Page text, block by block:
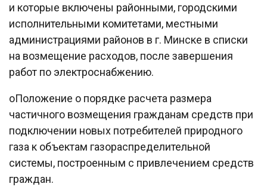
и которые включены районными, городскими
исполнительными комитетами, местными
администрациями районов в г. Минске в списки
на возмещение расходов, после завершения
работ по электроснабжению.
oПоложение о порядке расчета размера
частичного возмещения гражданам средств при
подключении новых потребителей природного
газа к объектам газораспределительной
системы, построенным с привлечением средств
граждан.